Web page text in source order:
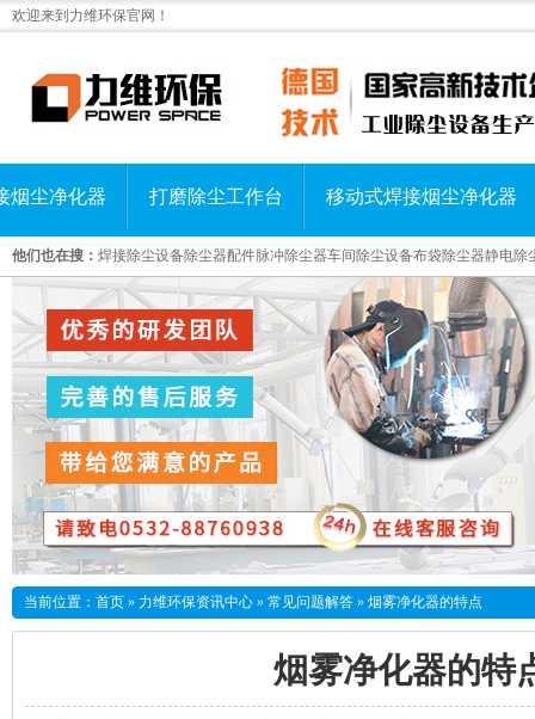
欢迎来到力维环保官网！
烟尘净化器 打磨除尘工作台 移动式焊接烟尘净化器
他们也在搜： 焊接除尘设备除尘器配件脉冲除尘器车间除尘设备布袋除尘器静电除
当前位置： 首页 » 力维环保资讯中心 » 常见问题解答 » 烟雾净化器的特点
烟雾净化器的特